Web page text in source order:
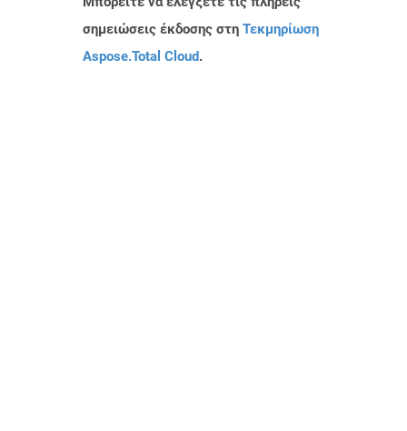
σημειώσεις έκδοσης στη Τεκμηρίωση
Aspose.Total Cloud.